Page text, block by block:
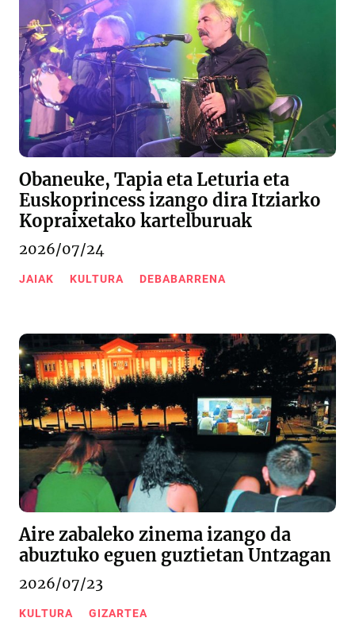
Obaneuke, Tapia eta Leturia eta
Euskoprincess izango dira Itziarko
Kopraixetako kartelburuak
2026/07/24
JAIAK KULTURA DEBABARRENA
Aire zabaleko zinema izango da
abuztuko eguen guztietan Untzagan
2026/07/23
KULTURA GIZARTEA